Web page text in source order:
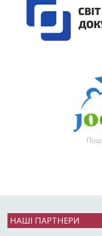
НАШІ ПАРТНЕРИ